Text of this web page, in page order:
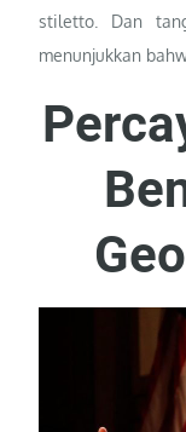
stiletto. Dan
menunjukkan